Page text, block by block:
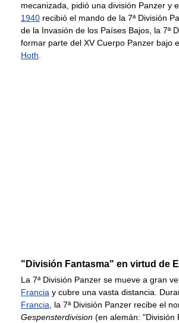
mecanizada, pidió una división Panzer y
1940 recibió el mando de la 7ª División
de la Invasión de los Países Bajos, la 7ª
formar parte del XV Cuerpo Panzer bajo
Hoth.
"División Fantasma" en virtud de
La 7ª División Panzer se mueve a gran
Francia y cubre una vasta distancia.
Francia, la 7ª División Panzer recibe el
Gespensterdivision (en alemán: "División